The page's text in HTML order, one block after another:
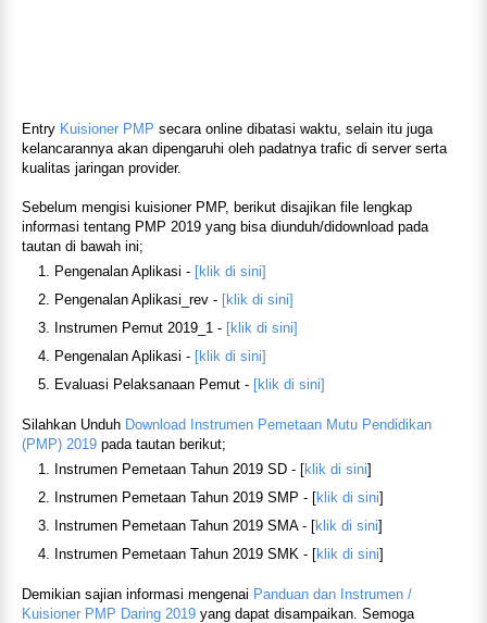
Entry Kuisioner PMP secara online dibatasi waktu, selain itu juga
kelancarannya akan dipengaruhi oleh padatnya trafic di server serta
kualitas jaringan provider.
Sebelum mengisi kuisioner PMP, berikut disajikan file lengkap
informasi tentang PMP 2019 yang bisa diunduh/didownload pada
tautan di bawah ini;
Pengenalan Aplikasi - [klik di sini]
Pengenalan Aplikasi_rev - [klik di sini]
Instrumen Pemut 2019_1 - [klik di sini]
Pengenalan Aplikasi - [klik di sini]
Evaluasi Pelaksanaan Pemut - [klik di sini]
Silahkan Unduh Download Instrumen Pemetaan Mutu Pendidikan
(PMP) 2019 pada tautan berikut;
Instrumen Pemetaan Tahun 2019 SD - [klik di sini]
Instrumen Pemetaan Tahun 2019 SMP - [klik di sini]
Instrumen Pemetaan Tahun 2019 SMA - [klik di sini]
Instrumen Pemetaan Tahun 2019 SMK - [klik di sini]
Demikian sajian informasi mengenai Panduan dan Instrumen /
Kuisioner PMP Daring 2019 yang dapat disampaikan. Semoga